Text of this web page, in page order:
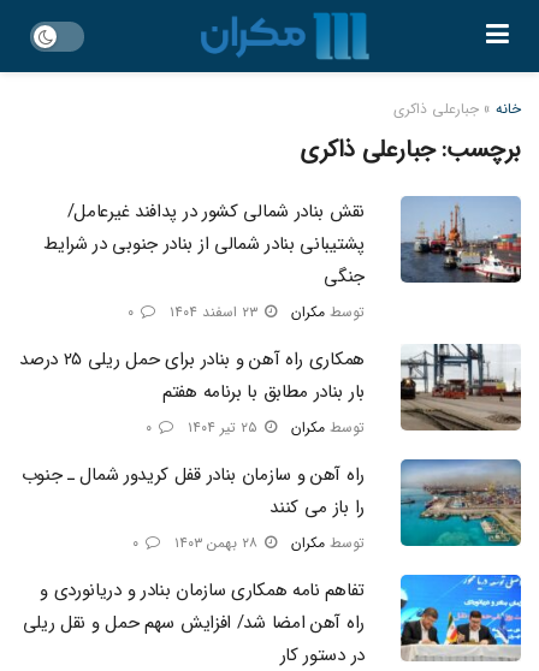
خانه » جبارعلی ذاکری
برچسب:جبارعلی ذاکری
نقش بنادر شمالی کشور در پدافند غیرعامل/
پشتیبانی بنادر شمالی از بنادر جنوبی در شرایط
جنگی
توسط مکران
همکاری راه آهن و بنادر برای حمل ریلی ۲۵ درصد
بار بنادر مطابق با برنامه هفتم
توسط مکران
راه آهن و سازمان بنادر قفل کریدور شمال ـ جنوب
را باز می کنند
توسط مکران
تفاهم نامه همکاری سازمان بنادر و دریانوردی و
راه آهن امضا شد/ افزایش سهم حمل و نقل ریلی
در دستور کار